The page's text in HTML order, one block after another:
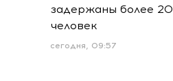
задержаны более 20
человек
сегодня, 09:57